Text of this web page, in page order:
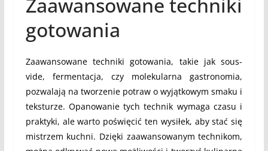
Zaawansowane techniki
gotowania
Zaawansowane techniki gotowania, takie jak sous-
vide, fermentacja, czy molekularna gastronomia,
pozwalają na tworzenie potraw o wyjątkowym smaku i
teksturze. Opanowanie tych technik wymaga czasu i
praktyki, ale warto poświęcić ten wysiłek, aby stać się
mistrzem kuchni. Dzięki zaawansowanym technikom,